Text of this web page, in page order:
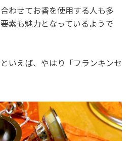
わせてお香を使用する人も多
素も魅力となっているようで
いえば、やはり「フランキンセ